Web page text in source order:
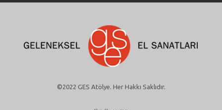
©2022 GES Atölye. Her Hakkı Saklıdır.